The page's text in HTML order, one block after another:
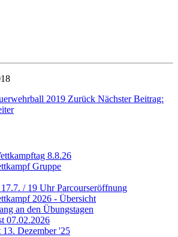
2019 Zurück Nächster Beitrag:
8.8.26
Gruppe
/ 19 Uhr Parcourseröffnung
2026 - Übersicht
an den Übungstagen
07.02.2026
13. Dezember '25